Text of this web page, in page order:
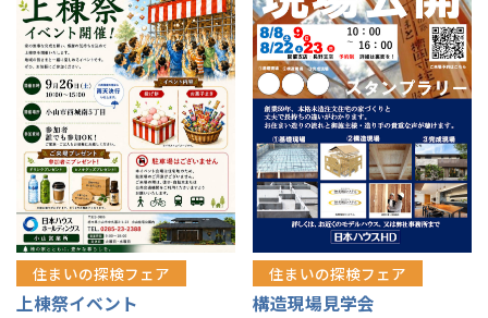
住まいの探検フェア
上棟祭イベント
住まいの探検フェア
構造現場見学会